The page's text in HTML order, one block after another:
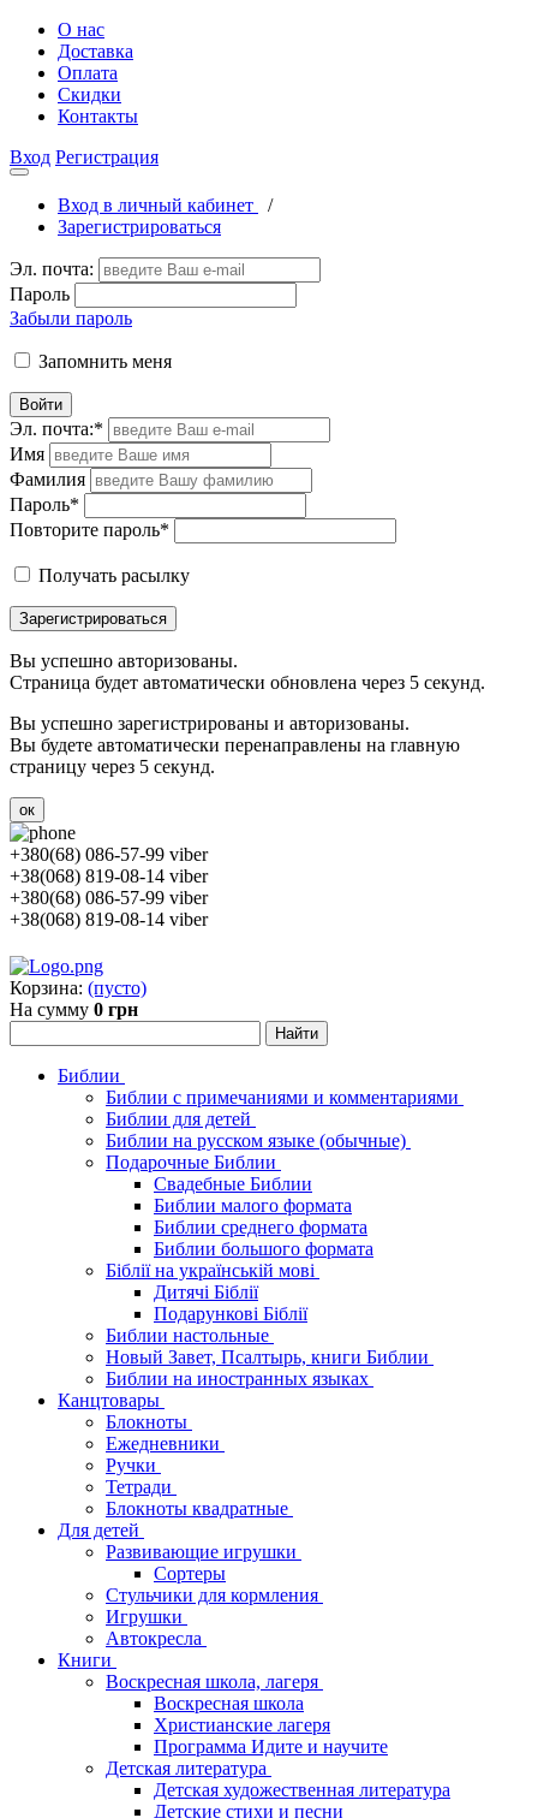
О нас
Доставка
Оплата
Скидки
Контакты
Вход Регистрация
Вход в личный кабинет
/
Зарегистрироваться
Эл. почта:
Пароль
Забыли пароль
Запомнить меня
Войти
Эл. почта:*
Имя
Фамилия
Пароль*
Повторите пароль*
Получать расылку
Зарегистрироваться
Вы успешно авторизованы.
Страница будет автоматически обновлена через 5 секунд.
Вы успешно зарегистрированы и авторизованы.
Вы будете автоматически перенаправлены на главную
страницу через 5 секунд.
ок
+380(68) 086-57-99 viber
+38(068) 819-08-14 viber
+380(68) 086-57-99 viber
+38(068) 819-08-14 viber
Корзина: (пусто)
На сумму 0 грн
Библии
Библии с примечаниями и комментариями
Библии для детей
Библии на русском языке (обычные)
Подарочные Библии
Свадебные Библии
Библии малого формата
Библии среднего формата
Библии большого формата
Біблії на українській мові
Дитячі Біблії
Подарункові Біблії
Библии настольные
Новый Завет, Псалтырь, книги Библии
Библии на иностранных языках
Канцтовары
Блокноты
Ежедневники
Ручки
Тетради
Блокноты квадратные
Для детей
Развивающие игрушки
Сортеры
Стульчики для кормления
Игрушки
Автокресла
Книги
Воскресная школа, лагеря
Воскресная школа
Христианские лагеря
Программа Идите и научите
Детская литература
Детская художественная литература
Детские стихи и песни